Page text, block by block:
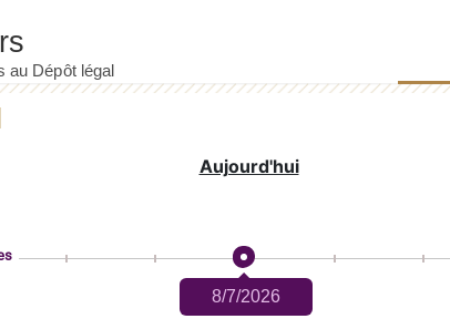
Aujourd'hui
8/7/2026